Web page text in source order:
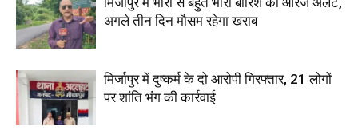
अगले तीन दिन मौसम रहेगा खराब
मिर्जापुर में दुष्कर्म के दो आरोपी गिरफ्तार, 21 लोगों
पर शांति भंग की कार्रवाई